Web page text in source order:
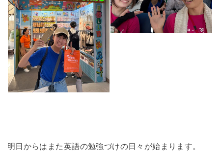
明日からはまた英語の勉強づけの日々が始まります。